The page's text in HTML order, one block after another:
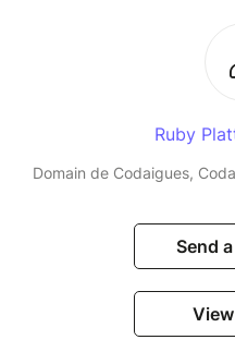
Ruby
Domain de Codaigues,
Send